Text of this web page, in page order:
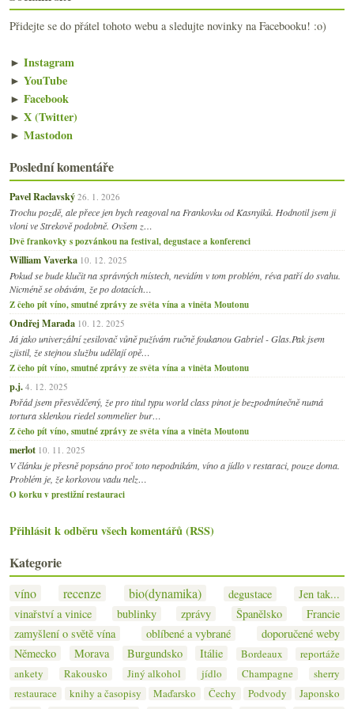
►2014(254)
►2013(249)
►2011(252)
►2010(249)
►2009(249)
►2008(270)
►2007(108)
Přidejte se do přátel tohoto webu a sledujte novinky na Facebooku! :o)
► Instagram
► YouTube
► Facebook
► X (Twitter)
► Mastodon
Poslední komentáře
Pavel Raclavský 26. 1. 2026
Trochu pozdě, ale přece jen bych reagoval na Frankovku od Kasnyiků. Hodnotil jsem ji
vloni ve Strekově podobně. Ovšem z…
Dvě frankovky s pozvánkou na festival, degustace a konferenci
William Vaverka 10. 12. 2025
Pokud se bude klučit na správných místech, nevidím v tom problém, réva patří do svahu.
Nicméně se obávám, že po dotacích…
Z čeho pít víno, smutné zprávy ze světa vína a viněta Moutonu
Ondřej Marada 10. 12. 2025
Já jako univerzální zesilovač vůně pužívám ručně foukanou Gabriel - Glas.Pak jsem
zjistil, že stejnou službu udělají opě…
Z čeho pít víno, smutné zprávy ze světa vína a viněta Moutonu
p.j. 4. 12. 2025
Pořád jsem přesvědčený, že pro titul typu world class pinot je bezpodmínečně nutná
tortura sklenkou riedel sommelier bur…
Z čeho pít víno, smutné zprávy ze světa vína a viněta Moutonu
merlot 10. 11. 2025
V článku je přesně popsáno proč toto nepodnikám, víno a jídlo v restaraci, pouze doma.
Problém je, že korkovou vadu nelz…
O korku v prestižní restauraci
Přihlásit k odběru všech komentářů (RSS)
Kategorie
víno recenze bio(dynamika) degustace
Jen tak...
vinařství a vinice
bublinky zprávy Španělsko
Francie
zamyšlení o světě vína
oblíbené a vybrané
doporučené weby
Německo
Morava Burgundsko Itálie Bordeaux
reportáže
ankety
Rakousko Jiný alkohol jídlo Champagne
sherry
restaurace
knihy a časopisy Maďarsko Čechy Podvody
Japonsko